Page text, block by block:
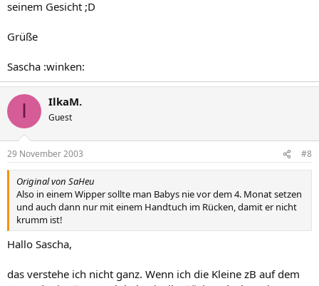
seinem Gesicht ;D
Grüße
Sascha :winken:
I IlkaM.
Guest
29 November 2003 #8
Original von SaHeu
Also in einem Wipper sollte man Babys nie vor dem 4. Monat setzen
und auch dann nur mit einem Handtuch im Rücken, damit er nicht
krumm ist!
Hallo Sascha,
das verstehe ich nicht ganz. Wenn ich die Kleine zB auf dem